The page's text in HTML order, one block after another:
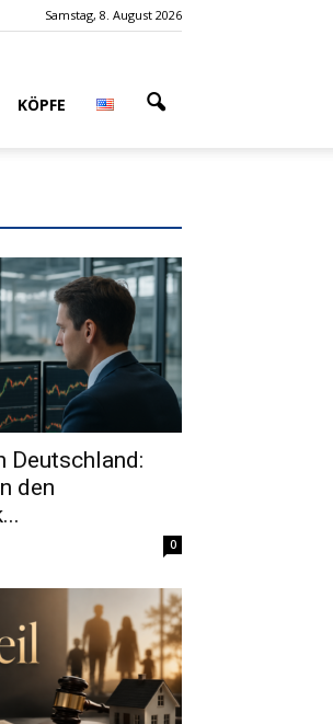
Samstag, 8. August 2026
KÖPFE
Deutschland:
den
0